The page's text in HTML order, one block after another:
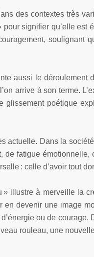
des contextes très
signifier qu’elle
soulignant
aussi le déroulement
arrive à son terme.
glissement poétique
actuelle. Dans la
de fatigue émotionnelle,
: celle d’avoir tout
» illustre à merveille la
devenir une image
ou de
rouleau, une